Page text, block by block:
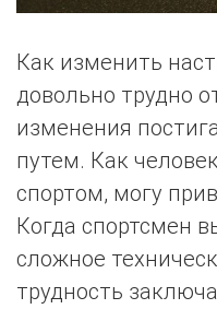
Как изменить
довольно трудно
изменения
путем. Как
спортом, могу
Когда спортсмен
сложное
трудность